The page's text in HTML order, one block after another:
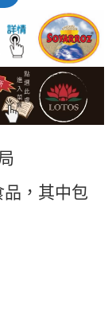
，其中包